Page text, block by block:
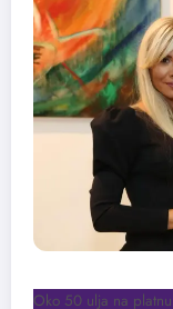
Oko 50 ulja na